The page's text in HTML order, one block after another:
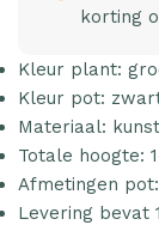
korting
Kleur plant:
Kleur pot:
Materiaal:
Totale hoogte:
Afmetingen
Levering bevat